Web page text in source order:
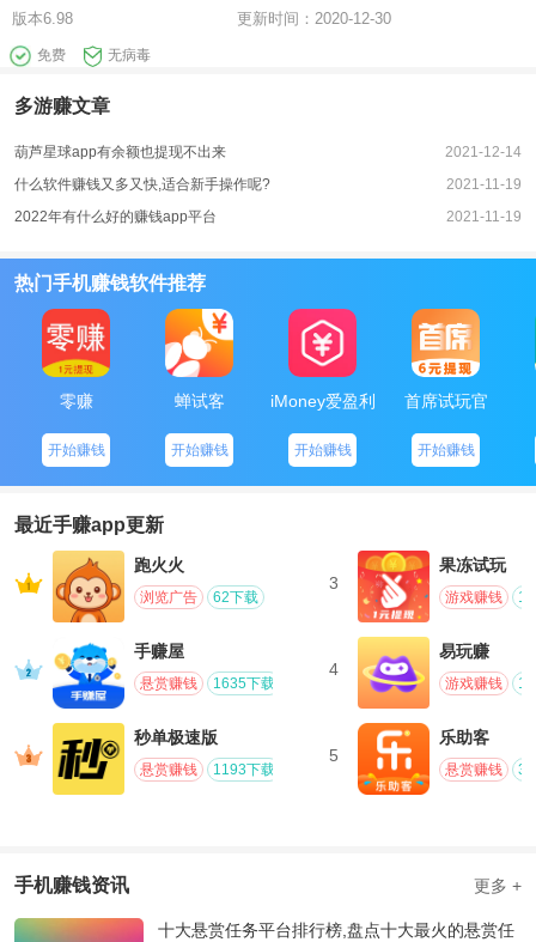
版本6.98 更新时间： 2020-12-30
免费 无病毒
多游赚文章
葫芦星球app有余额也提现不出来
2021-12-14
什么软件赚钱又多又快,适合新手操作呢?
2021-11-19
2022年有什么好的赚钱app平台
2021-11-19
热门手机赚钱软件推荐
零赚
开始赚钱
蝉试客
开始赚钱
iMoney爱盈利
开始赚钱
首席试玩官
开始赚钱
最近手赚app更新
跑火火
浏览广告 62下载
手赚屋
悬赏赚钱 1635下载
秒单极速版
悬赏赚钱 1193下载
3
果冻试玩
游戏赚钱
4
易玩赚
游戏赚钱
5
乐助客
悬赏赚钱
手机赚钱资讯 更多 +
十大悬赏任务平台排行榜,盘点十大最火的悬赏任